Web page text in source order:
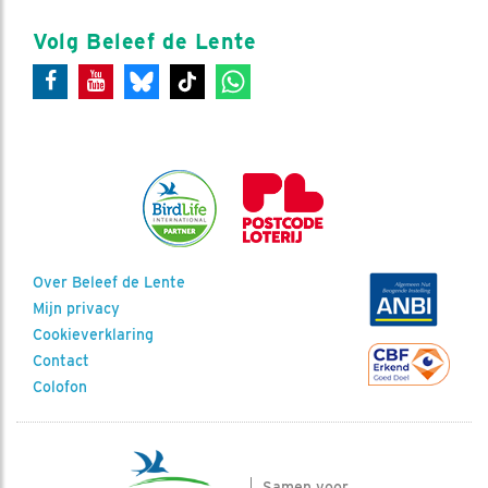
Volg Beleef de Lente
Over Beleef de Lente
Mijn privacy
Cookieverklaring
Contact
Colofon